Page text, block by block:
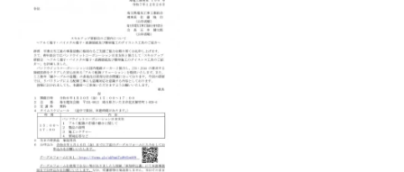
お知らせ
採用について
リンク